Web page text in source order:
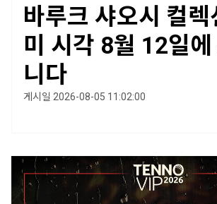
바루크 샤오시 컬렉
미 시각 8월 12일에
니다
게시일 2026-08-05 11:02:00